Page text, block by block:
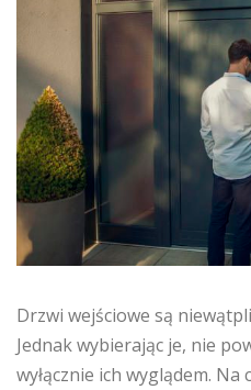
Drzwi wejściowe są
Jednak wybierając je, nie
wyłącznie ich wyglądem.